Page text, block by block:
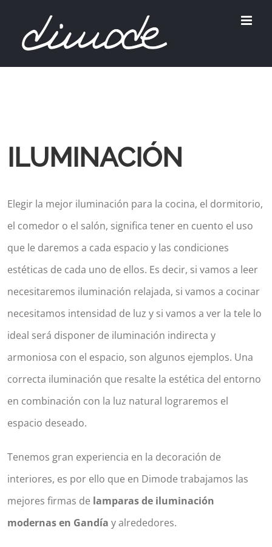
content
ILUMINACIÓN
Elegir la mejor iluminación para la cocina, el dormitorio,
el comedor o el salón, significa tener en cuento el uso
que le daremos a cada espacio y las condiciones
estéticas de cada uno de ellos. Es decir, si vamos a leer
necesitaremos iluminación relajada, si vamos a cocinar
necesitamos intensidad de luz y si vamos a ver la tele lo
ideal será disponer de iluminación indirecta y
armoniosa con el espacio, son algunos ejemplos. Una
correcta iluminación que resalte la estética del entorno
en combinación con la luz natural lograremos el
espacio deseado.
Tenemos gran experiencia en la decoración de
interiores, es por ello que en Dimode trabajamos las
mejores firmas de lamparas de iluminación
modernas en Gandía y alrededores.